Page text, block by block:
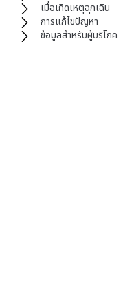
เมื่อเกิดเหตุฉุกเฉิน
การแก้ไขปัญหา
ข้อมูลสำหรับผู้บริโภค